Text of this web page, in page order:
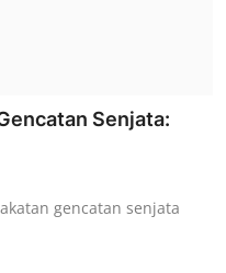
Senjata:
gencatan senjata